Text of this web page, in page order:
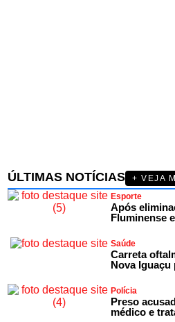
ÚLTIMAS NOTÍCIAS
+ VEJA
Esporte
Após
Fluminense
Saúde
Carreta
Nova
Polícia
Preso
médico e